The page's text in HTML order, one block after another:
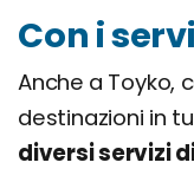
Con i
Anche a Toyko,
destinazioni in
diversi servizi